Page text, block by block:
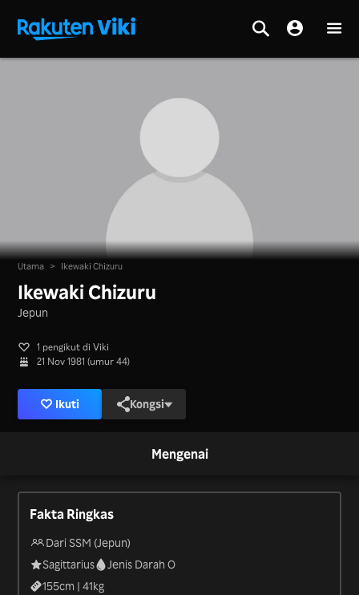
Utama > Ikewaki Chizuru
Ikewaki Chizuru
Jepun
1 pengikut di Viki
21 Nov 1981 (umur 44)
Ikuti Kongsi
Mengenai
Fakta Ringkas
Dari SSM (Jepun)
Sagittarius
Jenis Darah O
155cm |41kg